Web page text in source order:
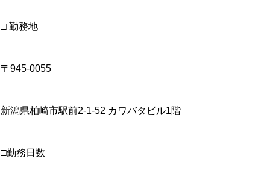
□ 勤務地
〒945-0055
新潟県柏崎市駅前2-1-52 カワバタビル1階
□勤務日数